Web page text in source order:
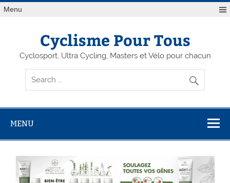
Menu
Cyclisme Pour Tous
Cyclosport, Ultra Cycling, Masters et Vélo pour chacun
MENU